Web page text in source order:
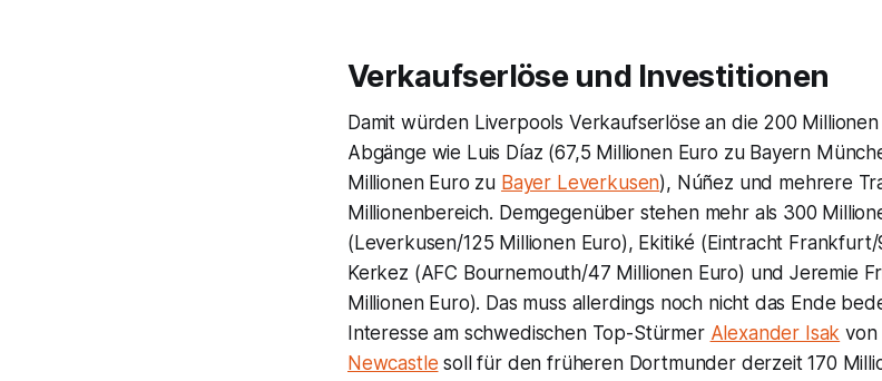
Verkaufserlöse und Investitionen
Damit würden Liverpools Verkaufserlöse an die 200
Abgänge wie Luis Díaz (67,5 Millionen Euro zu Bayern
Millionen Euro zu Bayer Leverkusen), Núñez und mehrere
Millionenbereich. Demgegenüber stehen mehr als 300
(Leverkusen/125 Millionen Euro), Ekitiké (Eintracht
Kerkez (AFC Bournemouth/47 Millionen Euro) und Jeremie
Millionen Euro). Das muss allerdings noch nicht das Ende
Interesse am schwedischen Top-Stürmer Alexander Isak von
Newcastle soll für den früheren Dortmunder derzeit 170